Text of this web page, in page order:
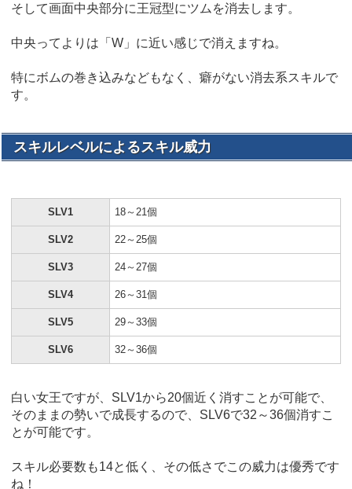
そして画面中央部分に王冠型にツムを消去します。
中央ってよりは「W」に近い感じで消えますね。
特にボムの巻き込みなどもなく、癖がない消去系スキルで
す。
スキルレベルによるスキル威力
SLV1 18～21個
SLV2 22～25個
SLV3 24～27個
SLV4 26～31個
SLV5 29～33個
SLV6 32～36個
白い女王ですが、SLV1から20個近く消すことが可能で、
そのままの勢いで成長するので、SLV6で32～36個消すこ
とが可能です。
スキル必要数も14と低く、その低さでこの威力は優秀です
ね！